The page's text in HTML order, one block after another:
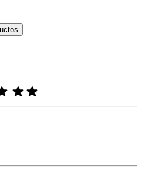
y cumplen con la política de
de reseñas de productos y